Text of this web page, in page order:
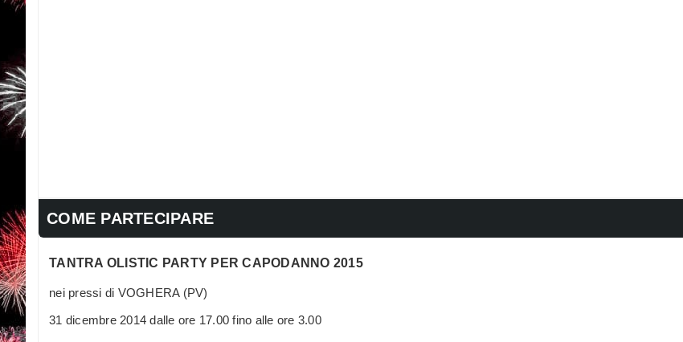
COME PARTECIPARE
TANTRA OLISTIC PARTY PER CAPODANNO 2015
nei pressi di VOGHERA (PV)
31 dicembre 2014 dalle ore 17.00 fino alle ore 3.00